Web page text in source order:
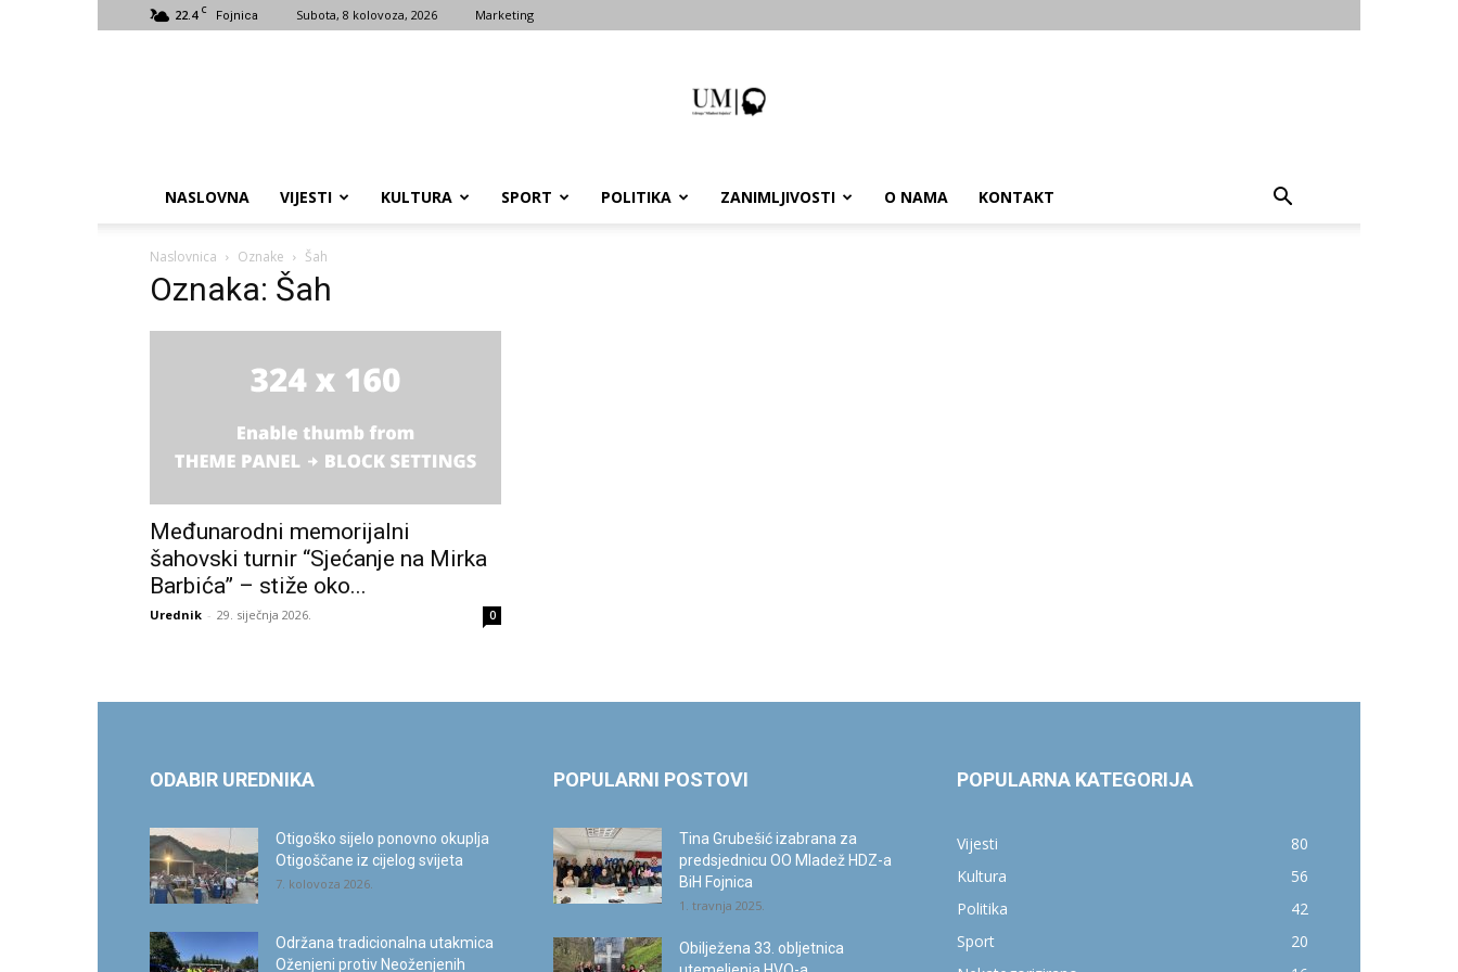
22.4 C Fojnica Subota, 8 kolovoza, 2026 Marketing
NASLOVNA VIJESTI KULTURA SPORT POLITIKA ZANIMLJIVOSTI O NAMA KONTAKT
Naslovnica Oznake Šah
Oznaka: Šah
Međunarodni memorijalni
šahovski turnir “Sjećanje na Mirka
Barbića” – stiže oko...
Urednik - 29. siječnja 2026. 0
ODABIR UREDNIKA
Otigoško sijelo ponovno okuplja
Otigoščane iz cijelog svijeta
7. kolovoza 2026.
Održana tradicionalna utakmica
Oženjeni protiv Neoženjenih
POPULARNI POSTOVI
Tina Grubešić izabrana za
predsjednicu OO Mladež HDZ-a
BiH Fojnica
1. travnja 2025.
Obilježena 33. obljetnica
POPULARNA KATEGORIJA
Vijesti
80
Kultura
56
Politika
42
Sport
20